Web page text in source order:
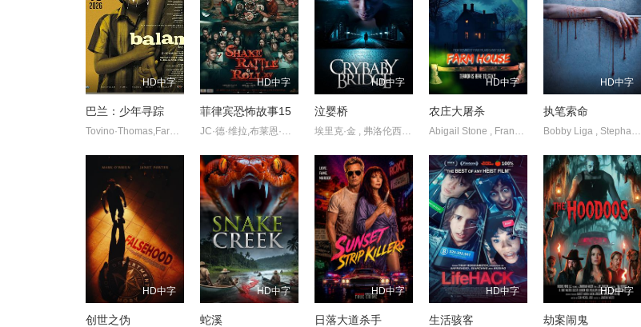
HD中字
巴兰：少年寻踪
Tovino·Thomas,Farzana·Palathingal,Abhiram·Radhakrishnan
HD中字
菲律宾恐怖故事15
JC·德·维拉,布莱恩·西,金·阿蒂恩萨
HD中字
泣婴桥
埃里克·金 , 弗洛伦西娅·洛扎诺 , 凯文·布雷斯纳汉
HD中字
农庄大屠杀
Abigail Stone , Frank Palangi , Aaron Michael Lambert
HD中字
执笔索命
Bobby Liga , Stephanie Hogan , Katie Wieland , Zachary Leipert , Daniel Boyd , Rawya El Chab , Christopher Berghoff , Summer Hernandez , Christa Sheary
HD中字
创世之伪
HD中字
蛇溪
HD中字
日落大道杀手
HD中字
生活骇客
HD中字
劫案闹鬼